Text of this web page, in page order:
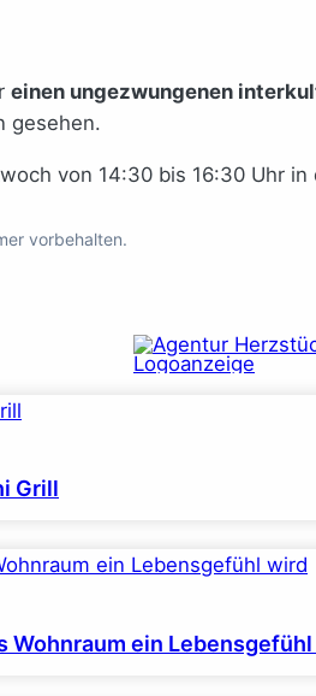
einen ungezwungenen
gesehen.
von 14:30 bis 16:30 Uhr
vorbehalten.
Grill
Wohnraum ein